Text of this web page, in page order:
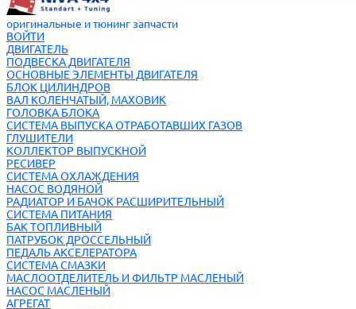
оригинальные и тюнинг запчасти
ВОЙТИ
ДВИГАТЕЛЬ
ПОДВЕСКА ДВИГАТЕЛЯ
ОСНОВНЫЕ ЭЛЕМЕНТЫ ДВИГАТЕЛЯ
БЛОК ЦИЛИНДРОВ
ВАЛ КОЛЕНЧАТЫЙ, МАХОВИК
ГОЛОВКА БЛОКА
СИСТЕМА ВЫПУСКА ОТРАБОТАВШИХ ГАЗОВ
ГЛУШИТЕЛИ
КОЛЛЕКТОР ВЫПУСКНОЙ
РЕСИВЕР
СИСТЕМА ОХЛАЖДЕНИЯ
НАСОС ВОДЯНОЙ
РАДИАТОР И БАЧОК РАСШИРИТЕЛЬНЫЙ
СИСТЕМА ПИТАНИЯ
БАК ТОПЛИВНЫЙ
ПАТРУБОК ДРОССЕЛЬНЫЙ
ПЕДАЛЬ АКСЕЛЕРАТОРА
СИСТЕМА СМАЗКИ
МАСЛООТДЕЛИТЕЛЬ И ФИЛЬТР МАСЛЕНЫЙ
НАСОС МАСЛЕНЫЙ
АГРЕГАТ